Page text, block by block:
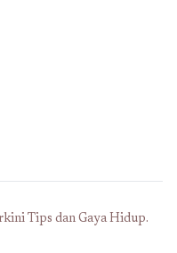
Tips dan Gaya Hidup.